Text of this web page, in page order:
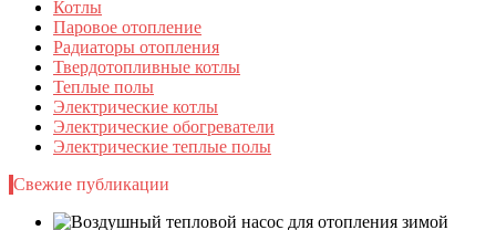
Котлы
Паровое отопление
Радиаторы отопления
Твердотопливные котлы
Теплые полы
Электрические котлы
Электрические обогреватели
Электрические теплые полы
Свежие публикации